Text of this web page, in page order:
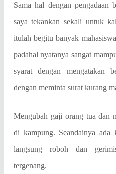
Sama hal dengan pengadaan
saya tekankan sekali untuk
itulah begitu banyak
padahal nyatanya sangat
syarat dengan mengatakan
dengan meminta surat kurang
Mengubah gaji orang tua dan
di kampung. Seandainya
langsung roboh dan
tergenang.